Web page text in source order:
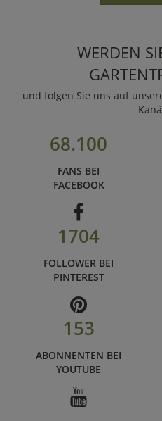
WERDEN
und folgen Sie uns auf
68.100
FANS BEI
FACEBOOK
1704
FOLLOWER BEI
PINTEREST
153
ABONNENTEN BEI
YOUTUBE